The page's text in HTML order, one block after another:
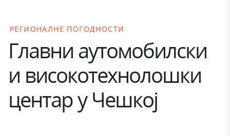
РЕГИОНАЛНЕ ПОГОДНОСТИ
Главни аутомобилски
и високотехнолошки
центар у Чешкој